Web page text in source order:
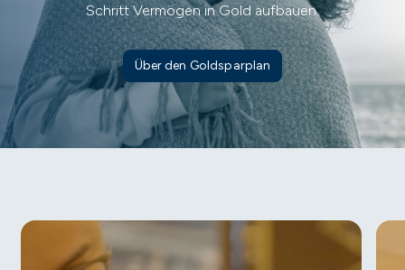
Schritt Vermögen in Gold aufbauen.
Über den Goldsparplan